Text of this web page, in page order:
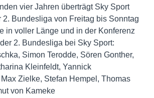
vier Jahren überträgt Sky Sport
2. Bundesliga von Freitag bis Sonntag
in voller Länge und in der Konferenz
2. Bundesliga bei Sky Sport:
Simon Terodde, Sören Gonther,
Kleinfeldt, Yannick
Zielke, Stefan Hempel, Thomas
von Kameke